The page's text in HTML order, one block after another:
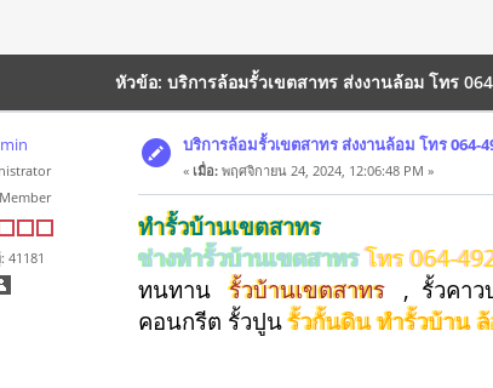
หัวข้อ: บริการล้อมรั้วเขตสาทร ส่งงานล้อม โทร
41181
บริการล้อมรั้วเขตสาทร ส่งงานล้อม โทร 064-
« เมื่อ:พฤศจิกายน 24, 2024, 12:06:48 PM »
ทำรั้วบ้านเขตสาทร
ช่างทำรั้วบ้านเขตสาทรโทร 064-
ทนทาน
รั้วบ้านเขตสาทร , รั้วคาว
คอนกรีต รั้วปูน รั้วกั้นดิน ทำรั้วบ้าน